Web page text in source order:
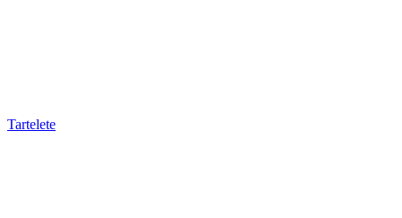
Tartelete